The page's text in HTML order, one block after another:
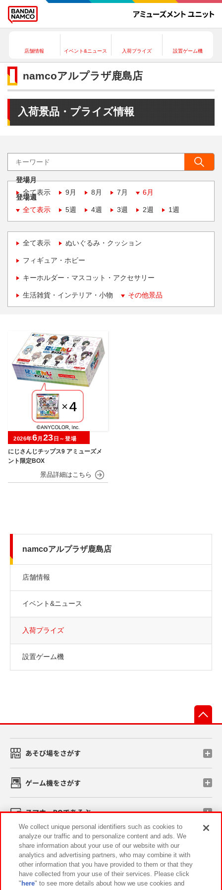
店舗情報 イベント&ニュース 入荷プライズ 設置ゲーム機
namcoアルプラザ鹿島店
入荷景品・プライズ情報
登場月
全て表示
9月 8月 7月 6月
登場週
全て表示
5週 4週 3週 2週 1週
全て表示 ぬいぐるみ・クッション
フィギュア・ホビー
キーホルダー・マスコット・アクセサリー
生活雑貨・インテリア・小物 その他景品
にじさんじチップス9 アミューズメ
ント限定BOX
2026年6月 23 日～登場
namcoアルプラザ鹿島店
店舗情報
イベント&ニュース
入荷プライズ
設置ゲーム機
あそび場をさがす
ゲーム機をさがす
スマホ・PCであそぶ
イベント・キャンペーン
We collect unique personal identifiers such as cookies to
analyze our traffic and to personalize content and ads. We
share information about your use of our website with our
analytics and advertising partners, who may combine it with
other information that you have provided to them or that they
have collected from your use of their services. Please click
" here" to see more details about how we use cookies and